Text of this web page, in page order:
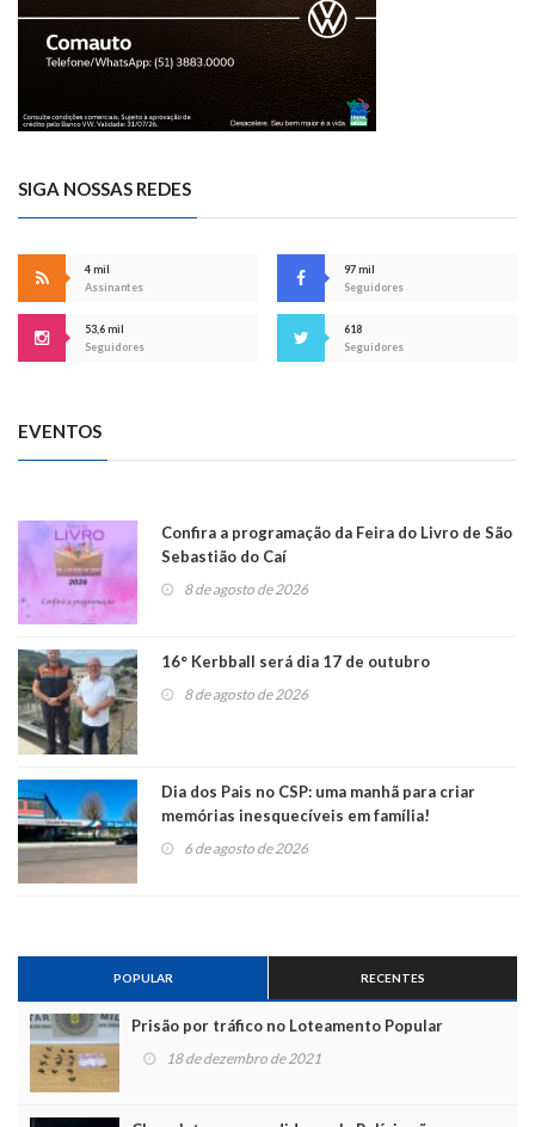
SIGA NOSSAS REDES
4 mil
Assinantes
97 mil
Seguidores
53,6 mil
Seguidores
618
Seguidores
EVENTOS
Confira a programação da Feira do Livro de São
Sebastião do Caí
8 de agosto de 2026
16° Kerbball será dia 17 de outubro
8 de agosto de 2026
Dia dos Pais no CSP: uma manhã para criar
memórias inesquecíveis em família!
6 de agosto de 2026
POPULAR RECENTES
Prisão por tráfico no Loteamento Popular
18 de dezembro de 2021